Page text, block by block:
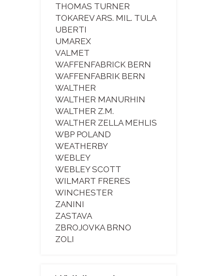
THOMAS TURNER
TOKAREV ARS. MIL. TULA
UBERTI
UMAREX
VALMET
WAFFENFABRICK BERN
WAFFENFABRIK BERN
WALTHER
WALTHER MANURHIN
WALTHER Z.M.
WALTHER ZELLA MEHLIS
WBP POLAND
WEATHERBY
WEBLEY
WEBLEY SCOTT
WILMART FRERES
WINCHESTER
ZANINI
ZASTAVA
ZBROJOVKA BRNO
ZOLI